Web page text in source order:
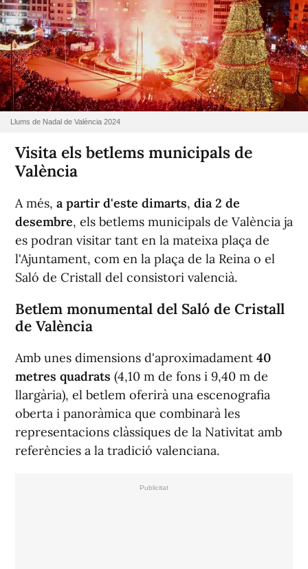
Llums de Nadal de València 2024
Visita els betlems municipals de
València
A més, a partir d'este dimarts, dia 2 de
desembre, els betlems municipals de València ja
es podran visitar tant en la mateixa plaça de
l'Ajuntament, com en la plaça de la Reina o el
Saló de Cristall del consistori valencià.
Betlem monumental del Saló de Cristall
de València
Amb unes dimensions d'aproximadament 40
metres quadrats (4,10 m de fons i 9,40 m de
llargària), el betlem oferirà una escenografia
oberta i panoràmica que combinarà les
representacions clàssiques de la Nativitat amb
referències a la tradició valenciana.